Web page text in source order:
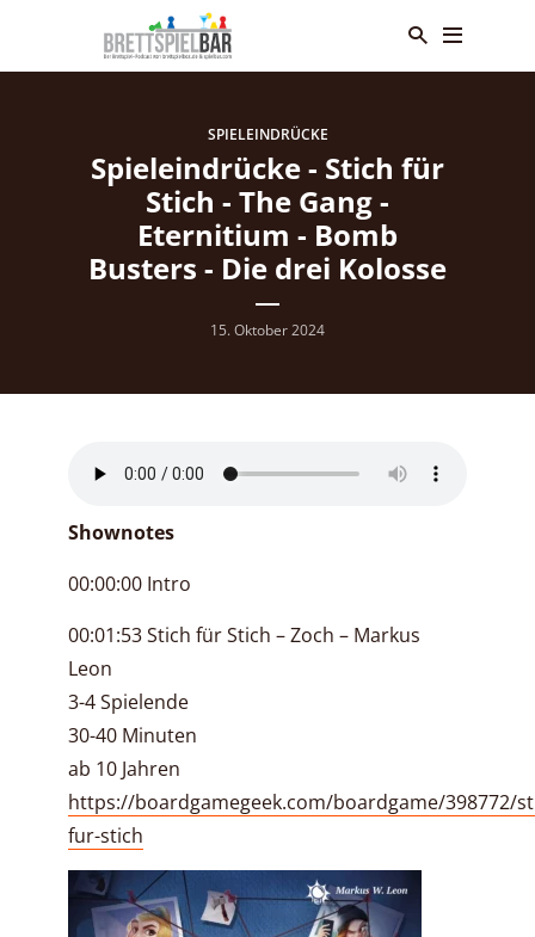
SPIELEINDRÜCKE
Spieleindrücke - Stich für
Stich - The Gang -
Eternitium - Bomb
Busters - Die drei Kolosse
15. Oktober 2024
Shownotes
00:00:00 Intro
00:01:53 Stich für Stich – Zoch – Markus
Leon
3-4 Spielende
30-40 Minuten
ab 10 Jahren
https://boardgamegeek.com/boardgame/398772/
fur-stich